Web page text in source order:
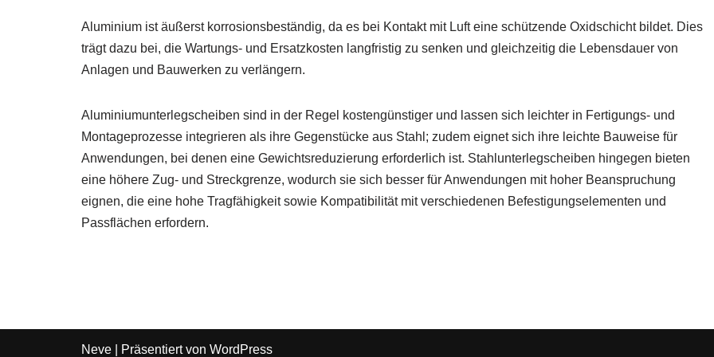
Aluminium ist äußerst korrosionsbeständig, da es bei Kontakt mit Luft eine schützende Oxidschicht bildet. Dies
trägt dazu bei, die Wartungs- und Ersatzkosten langfristig zu senken und gleichzeitig die Lebensdauer von
Anlagen und Bauwerken zu verlängern.
Aluminiumunterlegscheiben sind in der Regel kostengünstiger und lassen sich leichter in Fertigungs- und
Montageprozesse integrieren als ihre Gegenstücke aus Stahl; zudem eignet sich ihre leichte Bauweise für
Anwendungen, bei denen eine Gewichtsreduzierung erforderlich ist. Stahlunterlegscheiben hingegen bieten
eine höhere Zug- und Streckgrenze, wodurch sie sich besser für Anwendungen mit hoher Beanspruchung
eignen, die eine hohe Tragfähigkeit sowie Kompatibilität mit verschiedenen Befestigungselementen und
Passflächen erfordern.
Neve | Präsentiert von WordPress